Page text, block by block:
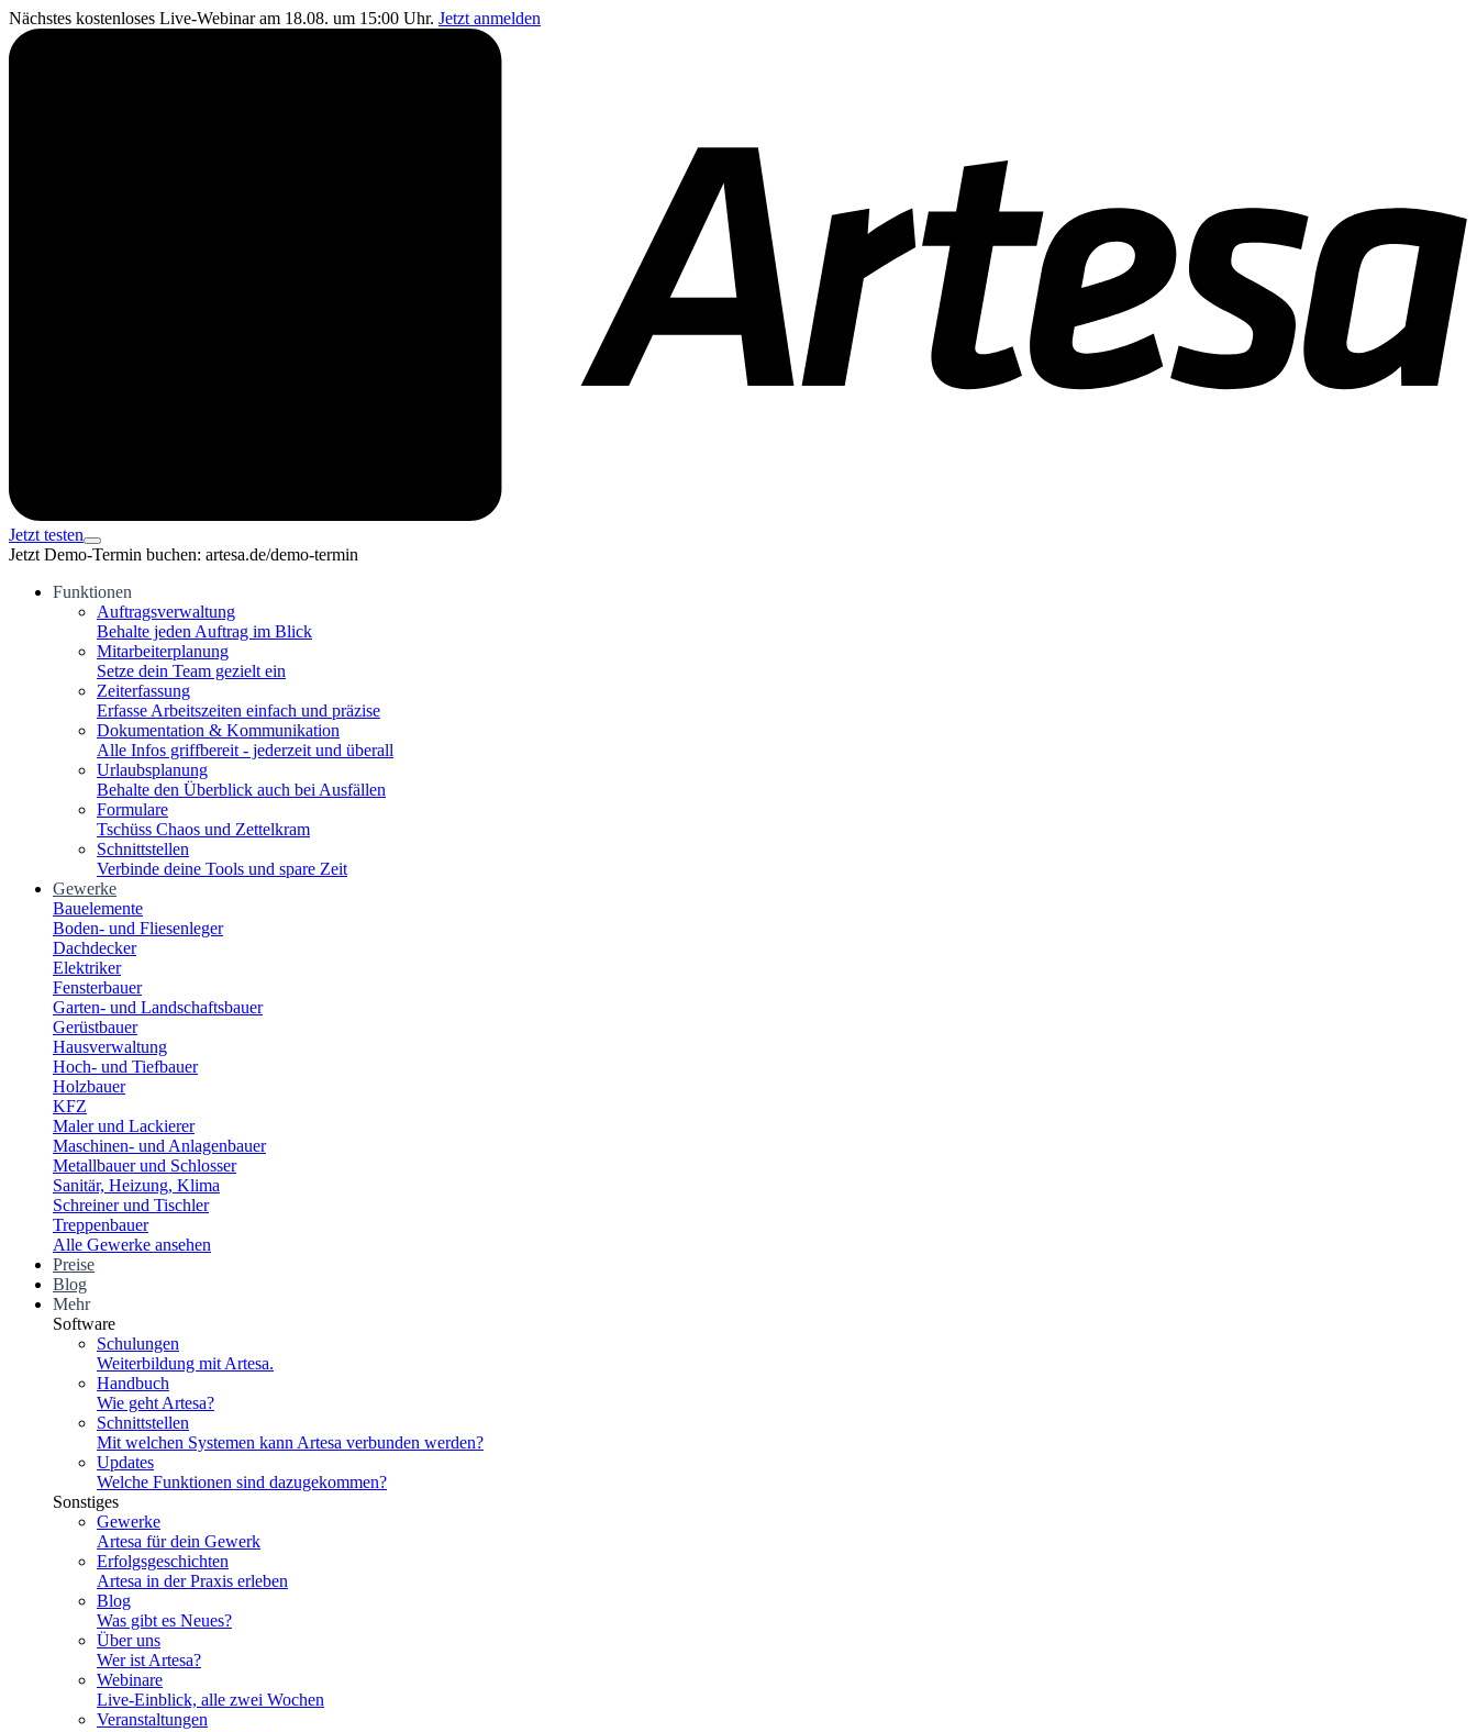
Nächstes kostenloses Live-Webinar am 18.08. um 15:00 Uhr. Jetzt anmelden
Jetzt testen
Jetzt Demo-Termin buchen: artesa.de/demo-termin
Funktionen
Auftragsverwaltung
Behalte jeden Auftrag im Blick
Mitarbeiterplanung
Setze dein Team gezielt ein
Zeiterfassung
Erfasse Arbeitszeiten einfach und präzise
Dokumentation & Kommunikation
Alle Infos griffbereit - jederzeit und überall
Urlaubsplanung
Behalte den Überblick auch bei Ausfällen
Formulare
Tschüss Chaos und Zettelkram
Schnittstellen
Verbinde deine Tools und spare Zeit
Gewerke
Bauelemente
Boden- und Fliesenleger
Dachdecker
Elektriker
Fensterbauer
Garten- und Landschaftsbauer
Gerüstbauer
Hausverwaltung
Hoch- und Tiefbauer
Holzbauer
KFZ
Maler und Lackierer
Maschinen- und Anlagenbauer
Metallbauer und Schlosser
Sanitär, Heizung, Klima
Schreiner und Tischler
Treppenbauer
Alle Gewerke ansehen
Preise
Blog
Mehr
Software
Schulungen
Weiterbildung mit Artesa.
Handbuch
Wie geht Artesa?
Schnittstellen
Mit welchen Systemen kann Artesa verbunden werden?
Updates
Welche Funktionen sind dazugekommen?
Sonstiges
Gewerke
Artesa für dein Gewerk
Erfolgsgeschichten
Artesa in der Praxis erleben
Blog
Was gibt es Neues?
Über uns
Wer ist Artesa?
Webinare
Live-Einblick, alle zwei Wochen
Veranstaltungen